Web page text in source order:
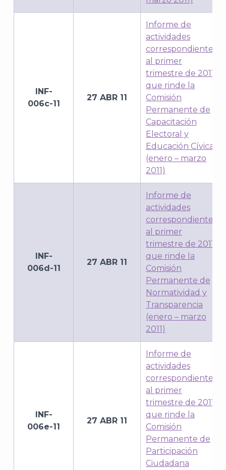
INF-
006c-11
27 ABR 11
Informe de
actividades
correspondientes
al primer
trimestre de 2011,
que rinde la
Comisión
Permanente de
Capacitación
Electoral y
Educación Cívica
(enero – marzo
2011)
INF-
006d-11
27 ABR 11
Informe de
actividades
correspondientes
al primer
trimestre de 2011,
que rinde la
Comisión
Permanente de
Normatividad y
Transparencia
(enero – marzo
2011)
INF-
006e-11
27 ABR 11
Informe de
actividades
correspondientes
al primer
trimestre de 2011,
que rinde la
Comisión
Permanente de
Participación
Ciudadana